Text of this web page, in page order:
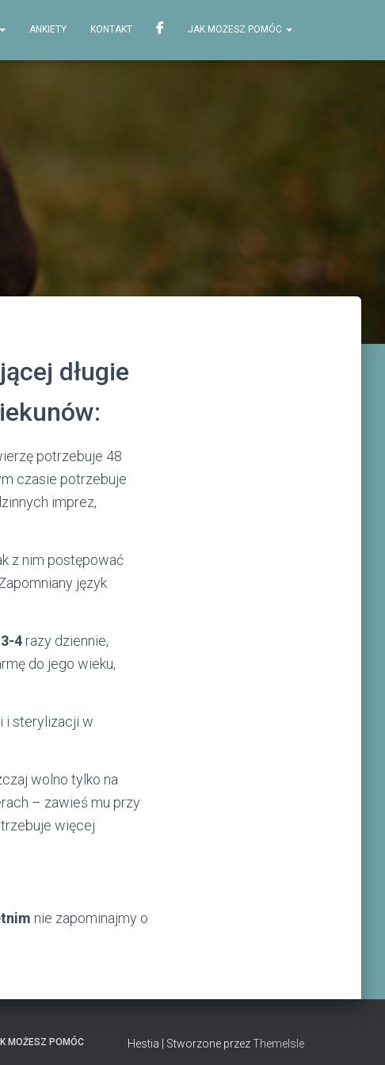
ANKIETY KONTAKT JAK MOŻESZ POMÓC
długie
potrzebuje 48
czasie potrzebuje
imprez,
z nim postępować
język
3-4 razy dziennie,
do jego wieku,
i sterylizacji w
wolno tylko na
– zawieś mu przy
więcej
nie zapominajmy o
MOŻESZ POMÓC Hestia | Stworzone przezThemeIsle